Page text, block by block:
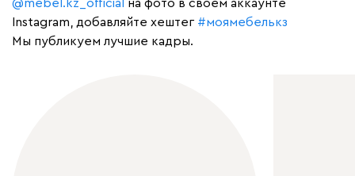
@mebel.kz_official
на фото в своем аккаунте
Instagram, добавляйте хештег #моямебелькз
Мы публикуем лучшие кадры.